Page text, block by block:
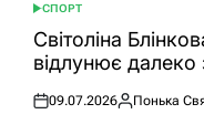
ОПУБЛІКУВАТИ
У
СПОРТ
Світоліна
відлунює
Оприлюднено
09.07.2026
Опубліковано
Понька